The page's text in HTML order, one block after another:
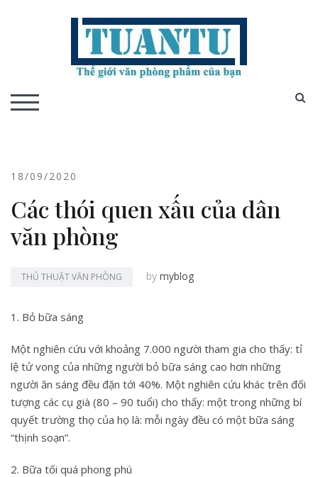
TOGGLE MOBILE MENU
18/09/2020
Các thói quen xấu của dân
văn phòng
THỦ THUẬT VĂN PHÒNG by myblog
1. Bỏ bữa sáng
Một nghiên cứu với khoảng 7.000 người tham gia cho thấy: tỉ
lệ tử vong của những người bỏ bữa sáng cao hơn những
người ăn sáng đều đặn tới 40%. Một nghiên cứu khác trên đối
tượng các cụ già (80 – 90 tuổi) cho thấy: một trong những bí
quyết trường thọ của họ là: mỗi ngày đều có một bữa sáng
“thịnh soạn”.
2. Bữa tối quá phong phú